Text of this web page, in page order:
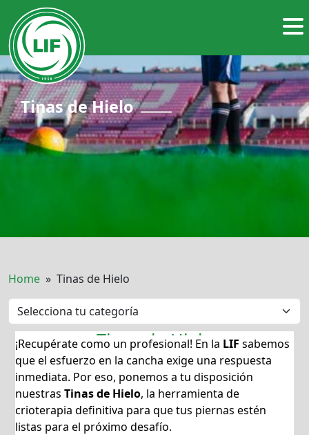
Tinas de Hielo
Home » Tinas de Hielo
Tinas de Hielo
¡Recupérate como un profesional! En la LIF sabemos
que el esfuerzo en la cancha exige una respuesta
inmediata. Por eso, ponemos a tu disposición
nuestras Tinas de Hielo, la herramienta de
crioterapia definitiva para que tus piernas estén
listas para el próximo desafío.